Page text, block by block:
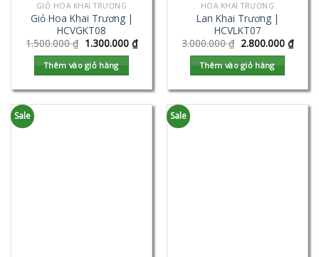
GIỎ HOA KHAI TRƯƠNG
Giỏ Hoa Khai Trương |
HCVGKT08
1.500.000₫ 1.300.000 ₫
Thêm vào giỏ hàng
HOA KHAI TRƯƠNG
Lan Khai Trương |
HCVLKT07
3.000.000₫ 2.800.000 ₫
Thêm vào giỏ hàng
Sale Sale